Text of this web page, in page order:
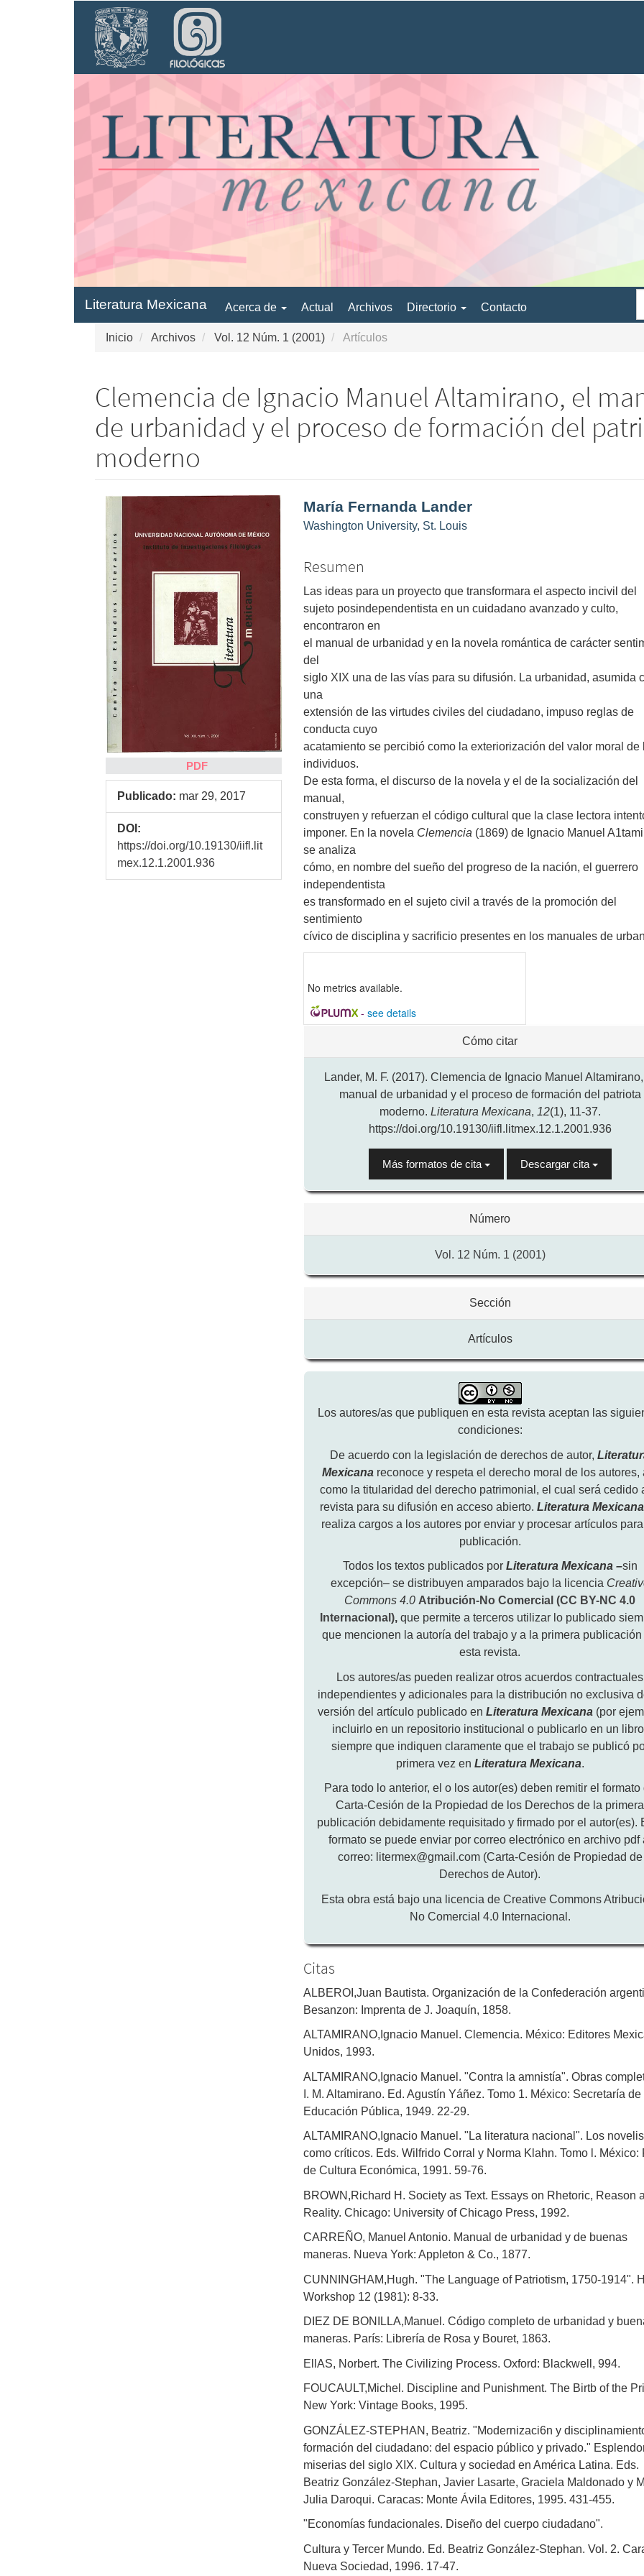
Navegación
principal
Contenido
principal
Barra
Literatura Mexicana Acerca de Actual Archivos Directorio Contacto
Inicio Archivos Vol. 12 Núm. 1 (2001) Artículos
Clemencia de Ignacio Manuel Altamirano, el
de urbanidad y el proceso de formación del
moderno
Barra
del
artículo
PDF
Publicado: mar 29, 2017
DOI:
https://doi.org/10.19130/iifl.lit
mex.12.1.2001.936
Contenido
principal
María Fernanda Lander
Washington University, St. Louis
Resumen
Las ideas para un proyecto que transformara el aspecto incivil del
sujeto posindependentista en un cuidadano avanzado y culto,
encontraron en
el manual de urbanidad y en la novela romántica de carácter
del
siglo XIX una de las vías para su difusión. La urbanidad, asumida
una
extensión de las virtudes civiles del ciudadano, impuso reglas de
conducta cuyo
acatamiento se percibió como la exteriorización del valor moral de
individuos.
De esta forma, el discurso de la novela y el de la socialización del
manual,
construyen y refuerzan el código cultural que la clase lectora
imponer. En la novela Clemencia (1869) de Ignacio Manuel
se analiza
cómo, en nombre del sueño del progreso de la nación, el guerrero
independentista
es transformado en el sujeto civil a través de la promoción del
sentimiento
cívico de disciplina y sacrificio presentes en los manuales de
No metrics available.
- see details
artículo
Cómo citar
Lander, M. F. (2017). Clemencia de Ignacio Manuel
manual de urbanidad y el proceso de formación del patriota
moderno. Literatura Mexicana, 12(1), 11-37.
https://doi.org/10.19130/iifl.litmex.12.1.2001.936
Más formatos de cita Descargar cita
Número
Vol. 12 Núm. 1 (2001)
Sección
Artículos
Los autores/as que publiquen en esta revista aceptan las
condiciones:
De acuerdo con la legislación de derechos de autor,
Mexicana reconoce y respeta el derecho moral de los autores,
como la titularidad del derecho patrimonial, el cual será cedido
revista para su difusión en acceso abierto.Literatura Mexicana
realiza cargos a los autores por enviar y procesar artículos
publicación.
Todos los textos publicados por Literatura Mexicana–sin
excepción– se distribuyen amparados bajo la licencia
Commons 4.0 Atribución-No Comercial (CC BY-NC 4.0
Internacional),que permite a terceros utilizar lo publicado
que mencionen la autoría del trabajo y a la primera
esta revista.
Los autores/as pueden realizar otros acuerdos contractuales
independientes y adicionales para la distribución no exclusiva
versión del artículo publicado en Literatura Mexicana (por
incluirlo en un repositorio institucional o publicarlo en un
siempre que indiquen claramente que el trabajo se publicó
primera vez en Literatura Mexicana.
Para todo lo anterior, el o los autor(es) deben remitir el formato
Carta-Cesión de la Propiedad de los Derechos de la primera
publicación debidamente requisitado y firmado por el autor(es).
formato se puede enviar por correo electrónico en archivo pdf
correo: litermex@gmail.com (Carta-Cesión de Propiedad de
Derechos de Autor).
Esta obra está bajo una licencia de Creative Commons
No Comercial 4.0 Internacional.
Citas
ALBEROI,Juan Bautista. Organización de la Confederación
Besanzon: Imprenta de J. Joaquín, 1858.
ALTAMIRANO,Ignacio Manuel. Clemencia. México: Editores
Unidos, 1993.
ALTAMIRANO,Ignacio Manuel. "Contra la amnistía". Obras
I. M. Altamirano. Ed. Agustín Yáñez. Tomo 1. México: Secretaría de
Educación Pública, 1949. 22-29.
ALTAMIRANO,Ignacio Manuel. "La literatura nacional". Los
como críticos. Eds. Wilfrido Corral y Norma Klahn. Tomo l. México:
de Cultura Económica, 1991. 59-76.
BROWN,Richard H. Society as Text. Essays on Rhetoric, Reason
Reality. Chicago: University of Chicago Press, 1992.
CARREÑO, Manuel Antonio. Manual de urbanidad y de buenas
maneras. Nueva York: Appleton & Co., 1877.
CUNNINGHAM,Hugh. "The Language of Patriotism, 1750-1914".
Workshop 12 (1981): 8-33.
DIEZ DE BONILLA,Manuel. Código completo de urbanidad y
maneras. París: Librería de Rosa y Bouret, 1863.
EllAS, Norbert. The Civilizing Process. Oxford: Blackwell, 994.
FOUCAULT,Michel. Discipline and Punishment. The Birtb of the
New York: Vintage Books, 1995.
GONZÁLEZ-STEPHAN, Beatriz. "Modernizaci6n y
formación del ciudadano: del espacio público y privado."
miserias del siglo XIX. Cultura y sociedad en América Latina. Eds.
Beatriz González-Stephan, Javier Lasarte, Graciela Maldonado y
Julia Daroqui. Caracas: Monte Ávila Editores, 1995. 431-455.
"Economías fundacionales. Diseño del cuerpo ciudadano".
Cultura y Tercer Mundo. Ed. Beatriz González-Stephan. Vol. 2.
Nueva Sociedad, 1996. 17-47.